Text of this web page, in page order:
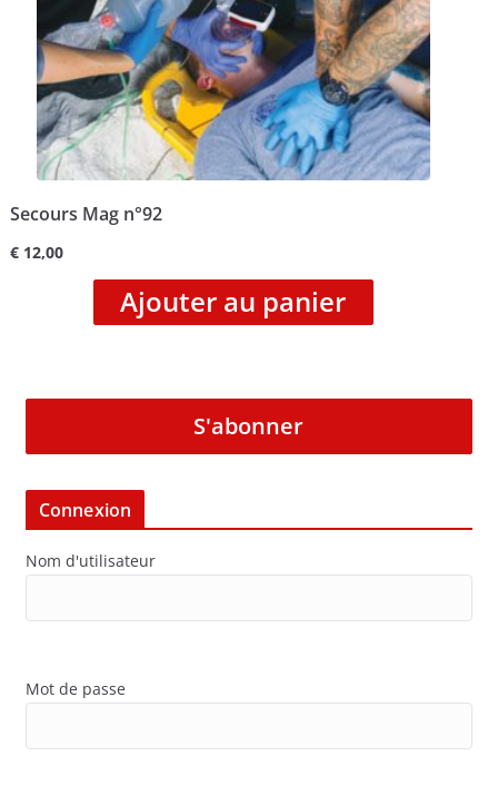
Secours Mag n°92
€12,00
Ajouter au panier
S'abonner
Connexion
Nom d'utilisateur
Mot de passe